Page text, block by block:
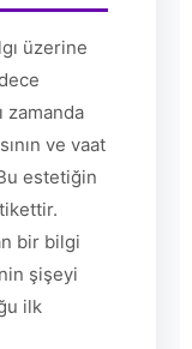
üzerine
zamanda
ve vaat
estetiğin
bir bilgi
şişeyi
ilk